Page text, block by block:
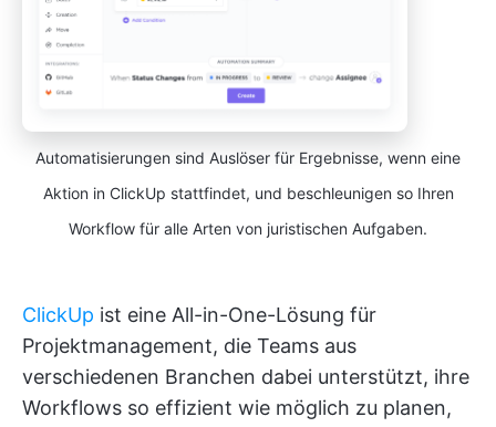
Automatisierungen sind Auslöser für Ergebnisse, wenn eine
Aktion in ClickUp stattfindet, und beschleunigen so Ihren
Workflow für alle Arten von juristischen Aufgaben.
ClickUp ist eine All-in-One-Lösung für
Projektmanagement, die Teams aus
verschiedenen Branchen dabei unterstützt, ihre
Workflows so effizient wie möglich zu planen,